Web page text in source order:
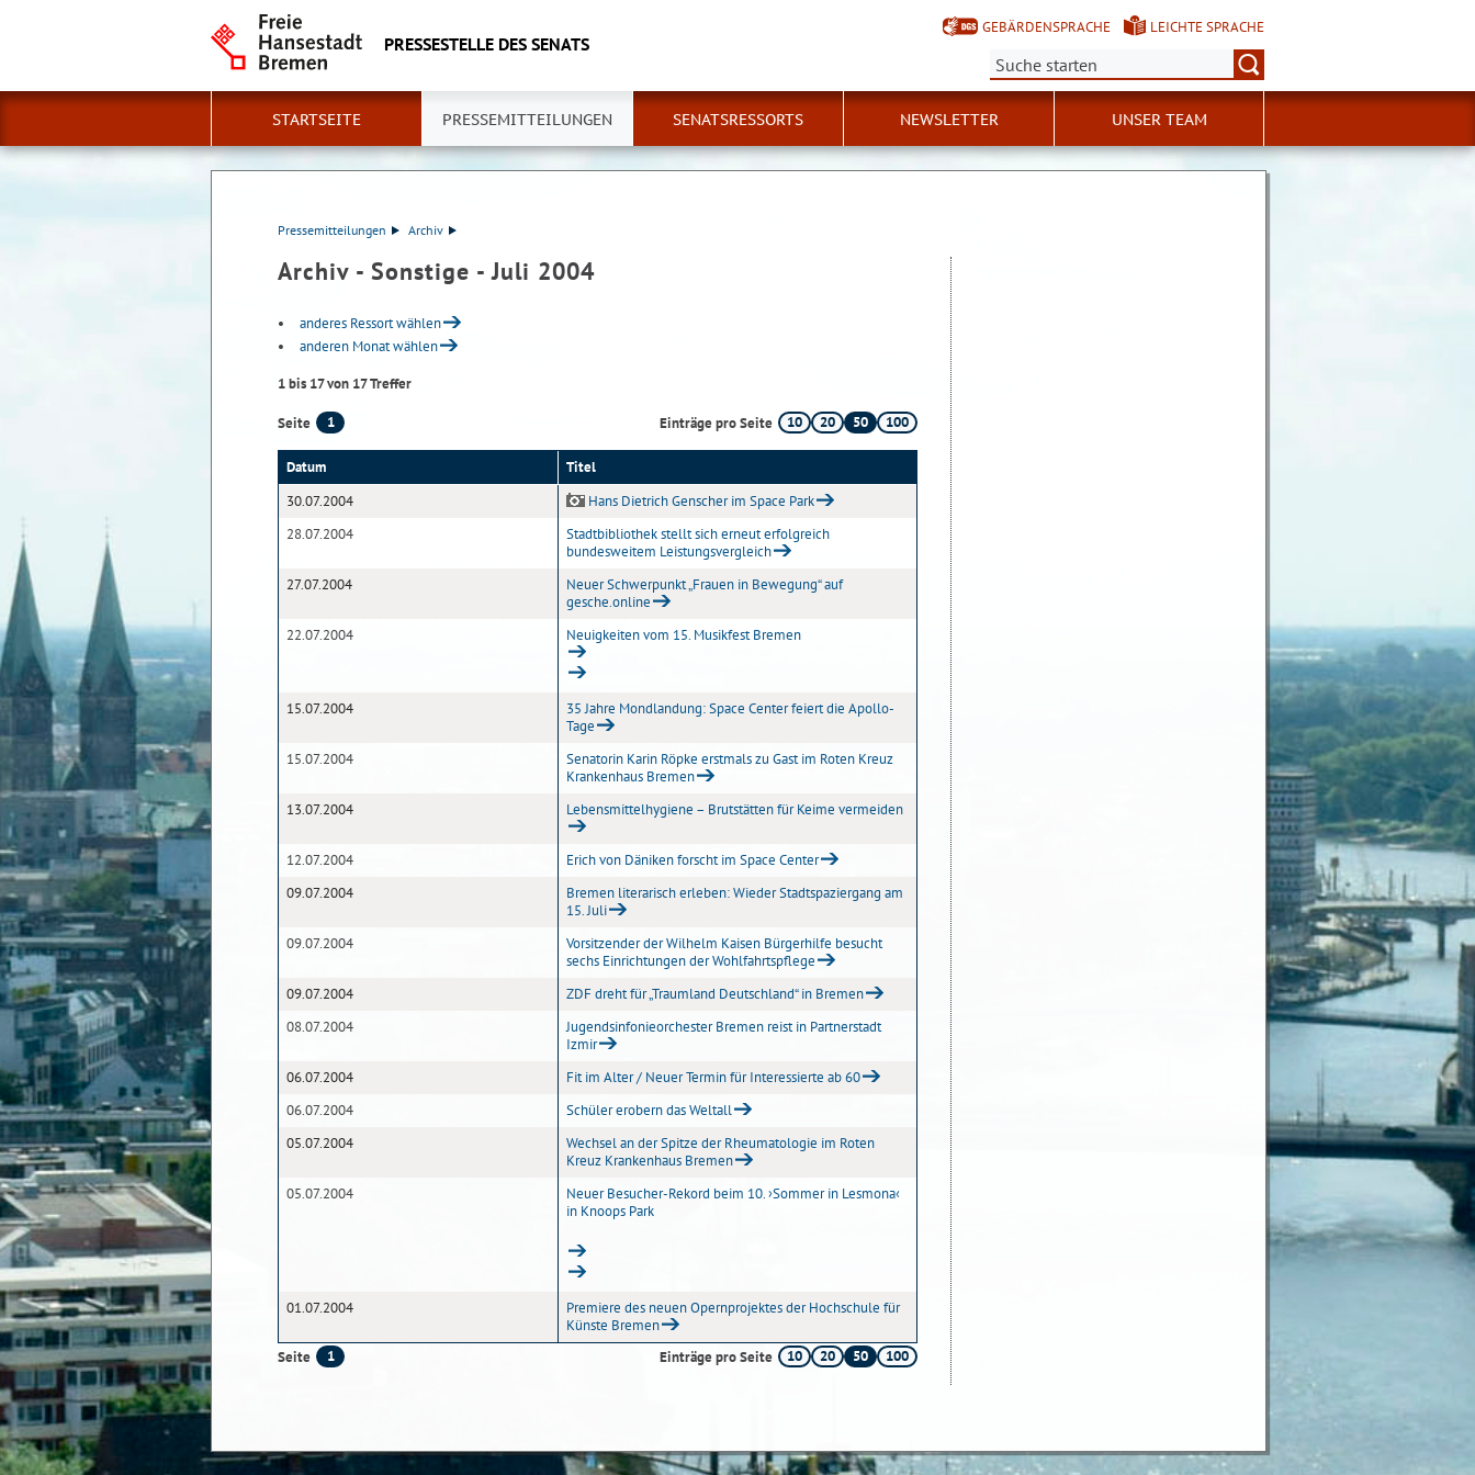
PRESSESTELLE DES SENATS
GEBÄRDENSPRACHE
LEICHTE SPRACHE
Suche:
STARTSEITE PRESSEMITTEILUNGEN SENATSRESSORTS NEWSLETTER UNSER TEAM
Pressemitteilungen Archiv
Archiv - Sonstige - Juli 2004
anderes Ressort wählen
anderen Monat wählen
1 bis 17 von 17 Treffer
Seite 1 Einträge pro Seite 10 20 50 100
Datum
Titel
30.07.2004
Hans Dietrich Genscher im Space Park
28.07.2004
Stadtbibliothek stellt sich erneut erfolgreich
bundesweitem Leistungsvergleich
27.07.2004
Neuer Schwerpunkt „Frauen in Bewegung“ auf
gesche.online
22.07.2004
Neuigkeiten vom 15. Musikfest Bremen
15.07.2004
35 Jahre Mondlandung: Space Center feiert die Apollo-
Tage
15.07.2004
Senatorin Karin Röpke erstmals zu Gast im Roten Kreuz
Krankenhaus Bremen
13.07.2004
Lebensmittelhygiene – Brutstätten für Keime vermeiden
12.07.2004
Erich von Däniken forscht im Space Center
09.07.2004
Bremen literarisch erleben: Wieder Stadtspaziergang am
15. Juli
09.07.2004
Vorsitzender der Wilhelm Kaisen Bürgerhilfe besucht
sechs Einrichtungen der Wohlfahrtspflege
09.07.2004
ZDF dreht für „Traumland Deutschland“ in Bremen
08.07.2004
Jugendsinfonieorchester Bremen reist in Partnerstadt
Izmir
06.07.2004
Fit im Alter / Neuer Termin für Interessierte ab 60
06.07.2004
Schüler erobern das Weltall
05.07.2004
Wechsel an der Spitze der Rheumatologie im Roten
Kreuz Krankenhaus Bremen
05.07.2004
Neuer Besucher-Rekord beim 10. ›Sommer in Lesmona‹
in Knoops Park
01.07.2004
Premiere des neuen Opernprojektes der Hochschule für
Künste Bremen
Seite
1 Einträge pro Seite 10 20 50 100